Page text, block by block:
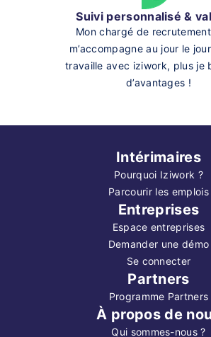
Suivi personnalisé &
Mon chargé de
m’accompagne au jour le
travaille avec iziwork, plus je
d’avantages !
Intérimaires
Pourquoi Iziwork ?
Parcourir les emplois
Entreprises
Espace entreprises
Demander une démo
Se connecter
Partners
Programme Partners
À propos de
Qui sommes-nous ?